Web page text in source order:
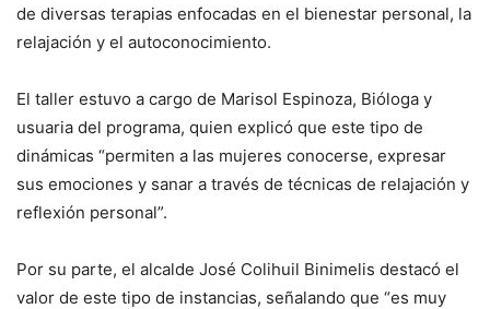
de diversas terapias enfocadas en el bienestar personal, la
relajación y el autoconocimiento.
El taller estuvo a cargo de Marisol Espinoza, Bióloga y
usuaria del programa, quien explicó que este tipo de
dinámicas “permiten a las mujeres conocerse, expresar
sus emociones y sanar a través de técnicas de relajación y
reflexión personal”.
Por su parte, el alcalde José Colihuil Binimelis destacó el
valor de este tipo de instancias, señalando que “es muy